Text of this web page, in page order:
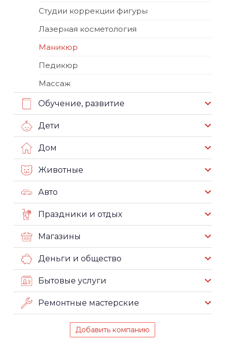
Студии коррекции фигуры
Лазерная косметология
Маникюр
Педикюр
Массаж
Обучение, развитие
Дети
Дом
Животные
Авто
Праздники и отдых
Магазины
Деньги и общество
Бытовые услуги
Ремонтные мастерские
Добавить компанию